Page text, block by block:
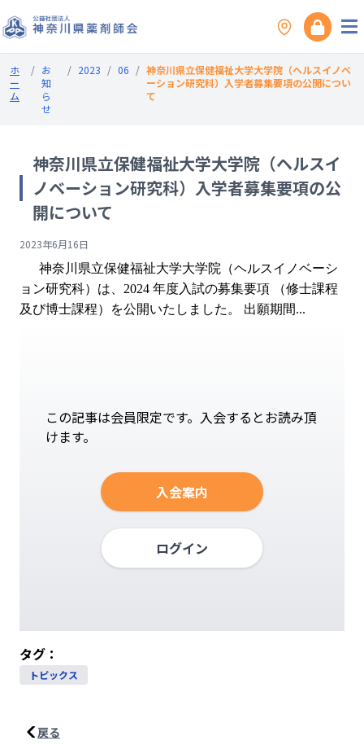
ホ
ー
ム
/ お
知
ら
せ
/ 2023 / 06 / 神奈川県立保健福祉大学大学院（ヘルスイノベ
ーション研究科）入学者募集要項の公開につい
て
神奈川県立保健福祉大学大学院（ヘルスイ
ノベーション研究科）入学者募集要項の公
開について
2023年6月16日
神奈川県立保健福祉大学大学院（ヘルスイノベーシ
ョン研究科）は、2024 年度入試の募集要項 （修士課程
及び博士課程）を公開いたしました。 出願期間...
この記事は会員限定です。入会するとお読み頂
けます。
入会案内
ログイン
タグ：
トピックス
戻る